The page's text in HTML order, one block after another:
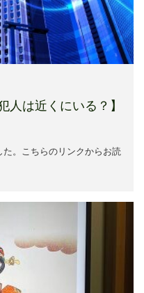
人は近くにいる？】
。こちらのリンクからお読